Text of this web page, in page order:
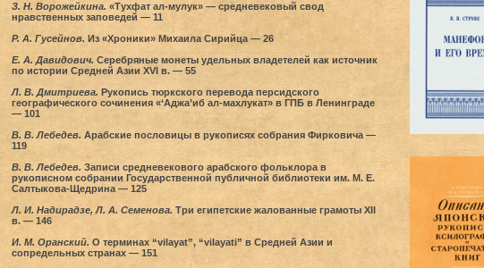
З. Н. Ворожейкина. «Тухфат ал-мулук» — средневековый cвод
нравственных заповедей — 11
Р. А. Гусейнов. Из «Хроники» Михаила Сирийца — 26
Е. А. Давидович. Серебряные монеты удельных владетелей как источник
по истории Средней Азии XVI в. — 55
Л. В. Дмитриева. Рукопись тюркского перевода персидского
географического сочинения «‘Аджа’иб ал-махлукат» в ГПБ в Ленинграде
— 101
В. В. Лебедев. Арабские пословицы в рукописях собрания Фирковича —
119
В. В. Лебедев. Записи средневекового арабского фольклора в
рукописном собрании Государственной публичной библиотеки им. М. Е.
Салтыкова-Щедрина — 125
Л. И. Надирадзе, Л. А. Семенова. Три египетские жалованные грамоты XII
в. — 146
И. М. Оранский. О терминах “vilayat”, “vilayati” в Средней Азии и
сопредельных странах — 151